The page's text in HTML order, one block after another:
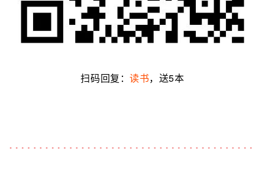
扫码回复：读书，送5本